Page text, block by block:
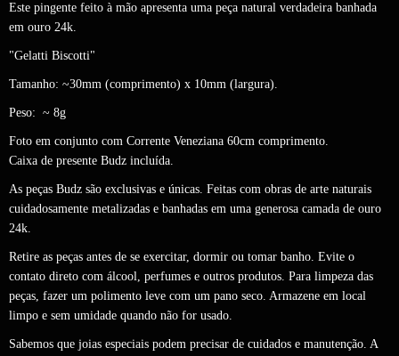
Este pingente feito à mão apresenta uma peça natural verdadeira banhada
em ouro 24k.
"Gelatti Biscotti"
Tamanho: ~30mm (comprimento) x 10mm (largura).
Peso: ~ 8g
Foto em conjunto com Corrente Veneziana 60cm comprimento.
Caixa de presente Budz incluída.
As peças Budz são exclusivas e únicas. Feitas com obras de arte naturais
cuidadosamente metalizadas e banhadas em uma generosa camada de ouro
24k.
Retire as peças antes de se exercitar, dormir ou tomar banho. Evite o
contato direto com álcool, perfumes e outros produtos. Para limpeza das
peças, fazer um polimento leve com um pano seco. Armazene em local
limpo e sem umidade quando não for usado.
Sabemos que joias especiais podem precisar de cuidados e manutenção. A